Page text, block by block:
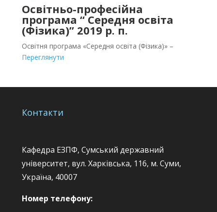
Освітньо-професійна
програма “ Середня освіта
(Фізика)” 2019 р. п.
Освітня програма «Середня освіта (Фізика)» –
Переглянути
Контакти
Кафедра ЕЗПФ, Сумський державний
університет, вул. Харківська, 116, м. Суми,
Україна, 40007
Номер телефону: